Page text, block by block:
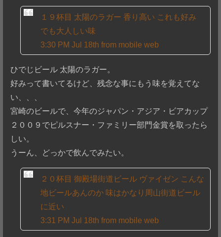
１９杯目 太陽のラガー 香り高い これも好み
でも大人しい味
3:30 PM Jul 18th from mobile web
ひでじビール 太陽のラガー。
好みって書いてるけど、残念な事にもう味を覚えてな
い、、、
宮崎のビールで、今年のジャパン・アジア・ビアカップ
２００９でピルスナー・ファミリー部門金賞を取ったら
しい。
うーん、どっかで飲んでみたい。
２０杯目 御殿場街道ビール ヴァイゼン こんな
地ビールあんのか 味はかなり周山街道ビール
に近い
3:31 PM Jul 18th from mobile web